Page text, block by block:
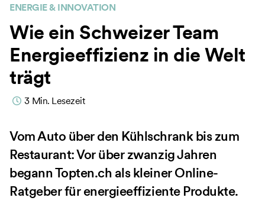
ENERGIE & INNOVATION
Wie ein Schweizer Team
Energieeffizienz in die Welt
trägt
3 Min. Lesezeit
Vom Auto über den Kühlschrank bis zum
Restaurant: Vor über zwanzig Jahren
begann Topten.ch als kleiner Online-
Ratgeber für energieeffiziente Produkte.